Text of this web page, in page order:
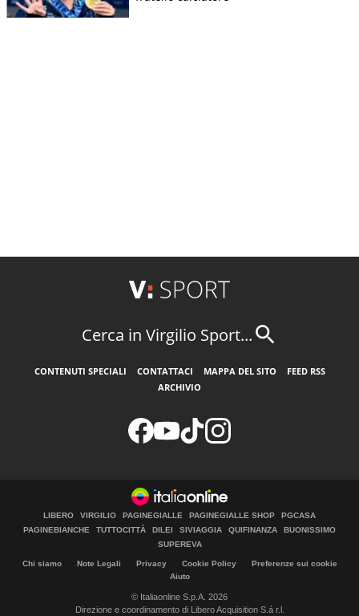
Cerca in Virgilio Sport...
CONTENUTI SPECIALI CONTATTACI MAPPA DEL SITO
FEED RSS
ARCHIVIO
LIBERO VIRGILIO PAGINEGIALLE PAGINEGIALLE SHOP
PGCASA
PAGINEBIANCHE
TUTTOCITTÀ DILEI SIVIAGGIA QUIFINANZA
BUONISSIMO
SUPEREVA
Chi siamo Note Legali Privacy Cookie Policy
Preferenze sui cookie
Aiuto
© Italiaonline S.p.A. 2026
Direzione e coordinamento di Libero Acquisition S.á r.l.